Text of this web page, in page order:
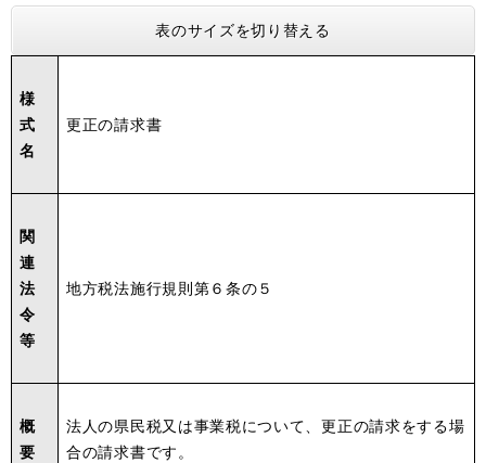
表のサイズを切り替える
様
式
名
更正の請求書
関
連
法
令
等
地方税法施行規則第６条の５
概
要
法人の県民税又は事業税について、更正の請求をする場
合の請求書です。